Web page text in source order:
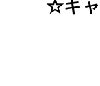
☆キ